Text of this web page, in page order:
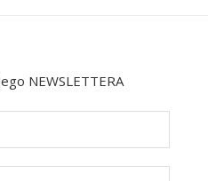
NEWSLETTERA